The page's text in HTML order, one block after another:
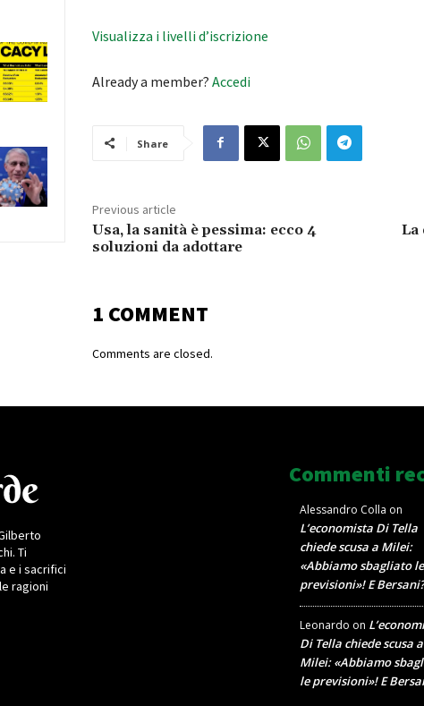
Visualizza i livelli d’iscrizione
Already a member? Accedi
Share
Previous article
Usa, la sanità è pessima: ecco 4
soluzioni da adottare
La
1 COMMENT
Comments are closed.
Ti
e i sacrifici
ragioni
Commenti
Alessandro Colla on
L’economista Di Tella
chiede scusa a Milei:
«Abbiamo sbagliato le
previsioni»! E
Leonardo on
Di Tella chiede scusa a
Milei: «Abbiamo
le previsioni»! E